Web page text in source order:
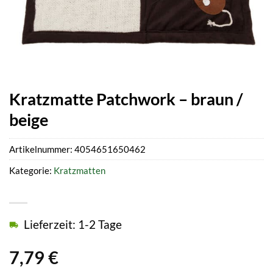
Kratzmatte Patchwork – braun /
beige
7,79 €
Lieferzeit: 1-2 Tage
Artikelnummer: 4054651650462
Kategorie: Kratzmatten